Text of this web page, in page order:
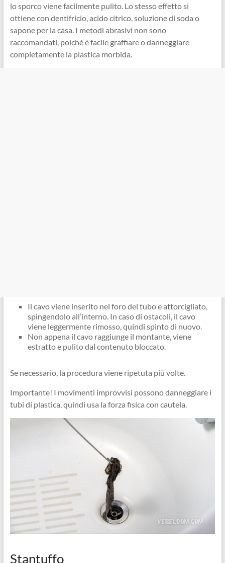
lo sporco viene facilmente pulito. Lo stesso effetto si
ottiene con dentifricio, acido citrico, soluzione di soda o
sapone per la casa. I metodi abrasivi non sono
raccomandati, poiché è facile graffiare o danneggiare
completamente la plastica morbida.
Il cavo viene inserito nel foro del tubo e attorcigliato,
spingendolo all’interno. In caso di ostacoli, il cavo
viene leggermente rimosso, quindi spinto di nuovo.
Non appena il cavo raggiunge il montante, viene
estratto e pulito dal contenuto bloccato.
Se necessario, la procedura viene ripetuta più volte.
Importante! I movimenti improvvisi possono danneggiare i
tubi di plastica, quindi usa la forza fisica con cautela.
Stantuffo